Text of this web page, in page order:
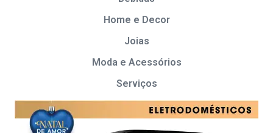
Home e Decor
Joias
Moda e Acessórios
Serviços